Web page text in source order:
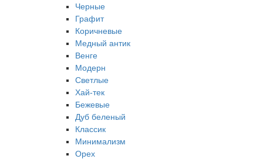
Черные
Графит
Коричневые
Медный антик
Венге
Модерн
Светлые
Хай-тек
Бежевые
Дуб беленый
Классик
Минимализм
Орех